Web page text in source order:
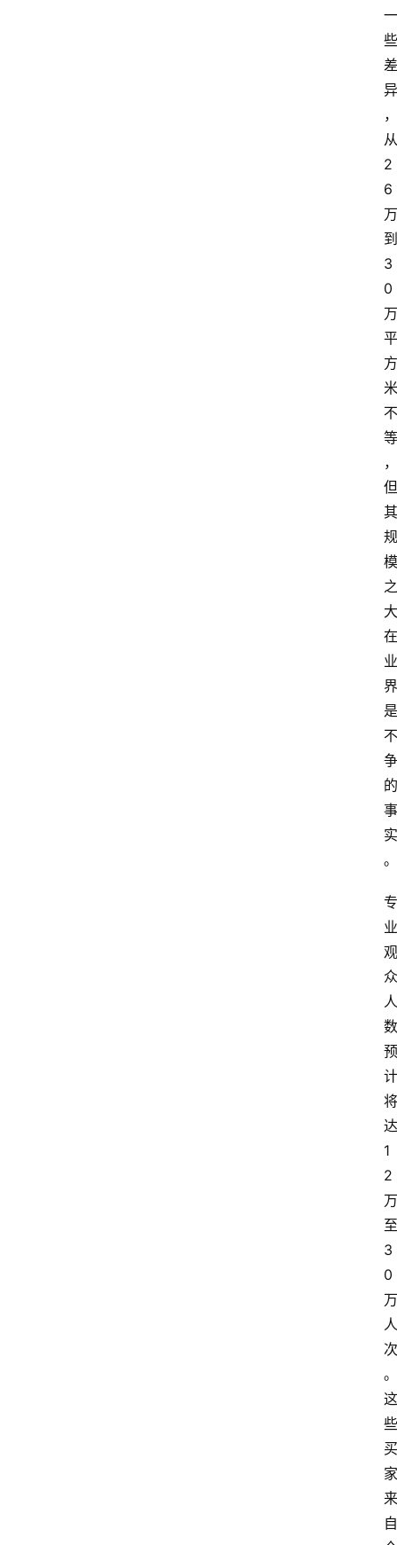
一
些
差
异
，
从
2
6
万
到
3
0
万
平
方
米
不
等
，
但
其
规
模
之
大
在
业
界
是
不
争
的
事
实
。
专
业
观
众
人
数
预
计
将
达
1
2
万
至
3
0
万
人
次
。
这
些
买
家
来
自